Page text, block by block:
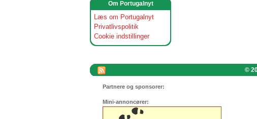
Om Portugalnyt
Læs om Portugalnyt
Privatlivspolitik
Cookie indstillinger
©
Partnere og sponsorer:
Mini-annoncører: